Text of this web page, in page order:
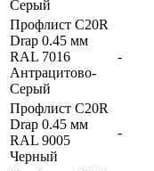
Серый
Профлист С20R
Drap 0.45 мм
RAL 7016
Антрацитово-
Серый
-
Профлист С20R
Drap 0.45 мм
RAL 9005
Черный
-